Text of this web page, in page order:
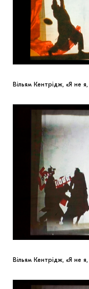
Вільям Кентрідж, «Я не
Вільям Кентрідж, «Я не